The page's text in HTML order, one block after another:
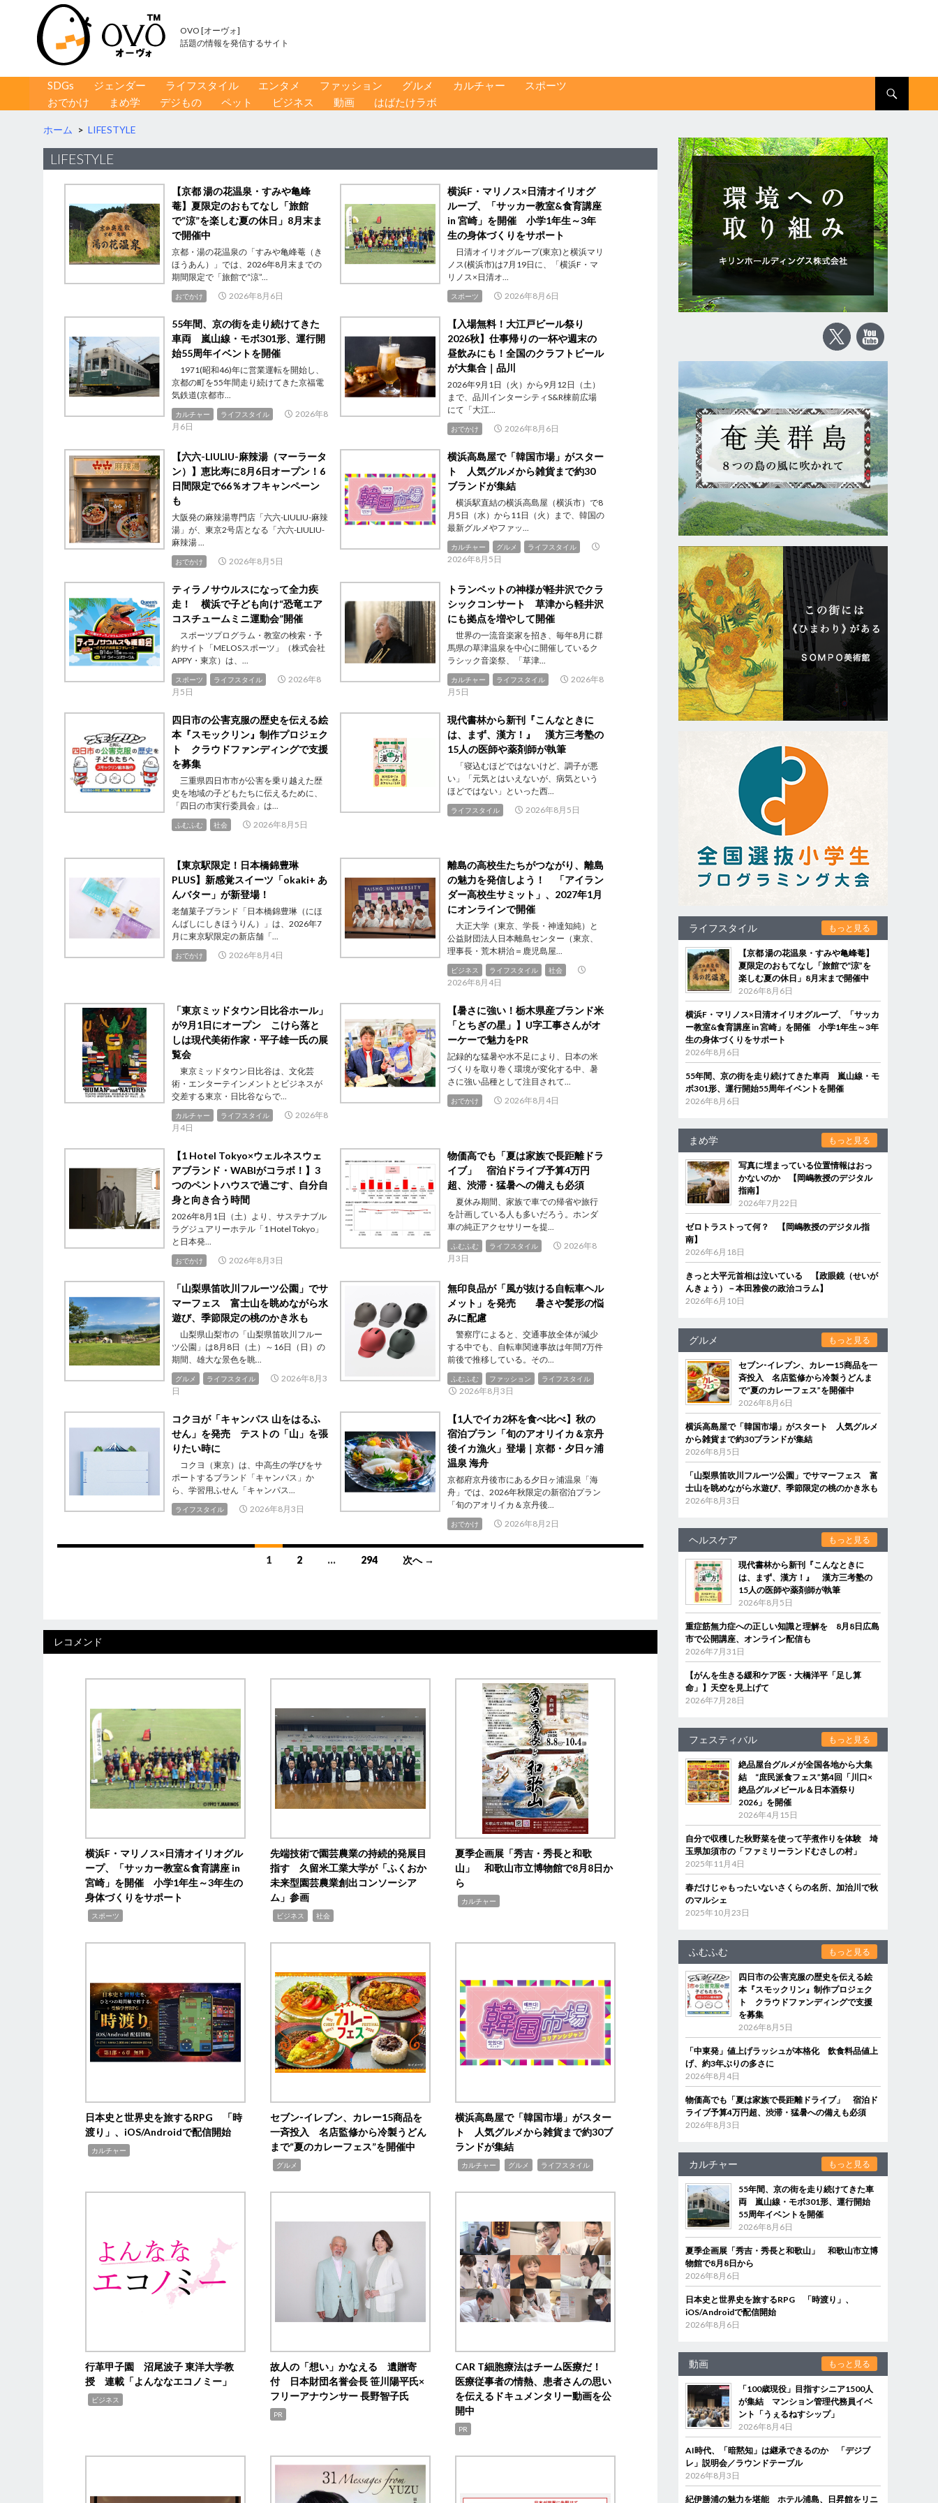
OVO [オーヴォ]
話題の情報を発信するサイト
コンテンツへ移動
SDGs ジェンダー ライフスタイル エンタメ ファッション グルメ カルチャー
スポーツ
おでかけ
まめ学 デジもの ペット ビジネス 動画 はばたけラボ
ホーム > LIFESTYLE
LIFESTYLE
【京都 湯の花温泉・すみや亀峰
菴】夏限定のおもてなし「旅館
で“涼”を楽しむ夏の休日」8月末ま
で開催中
京都・湯の花温泉の「すみや亀峰菴（き
ほうあん）」では、2026年8月末までの
期間限定で「旅館で“涼”...
おでかけ 2026年8月6日
横浜F・マリノス×日清オイリオグ
ループ、「サッカー教室&食育講座
in 宮崎」を開催 小学1年生～3年
生の身体づくりをサポート
日清オイリオグループ(東京)と横浜マリ
ノス(横浜市)は7月19日に、「横浜F・マ
リノス×日清オ...
スポーツ 2026年8月6日
55年間、京の街を走り続けてきた
車両 嵐山線・モボ301形、運行開
始55周年イベントを開催
1971(昭和46)年に営業運転を開始し、
京都の町を55年間走り続けてきた京福電
気鉄道(京都市...
カルチャー ライフスタイル
2026年8
月6日
【入場無料！大江戸ビール祭り
2026秋】仕事帰りの一杯や週末の
昼飲みにも！全国のクラフトビール
が大集合｜品川
2026年9月1日（火）から9月12日（土）
まで、品川インターシティS&R棟前広場
にて「大江...
おでかけ 2026年8月6日
【六六-LIULIU-麻辣湯（マーラータ
ン）】恵比寿に8月6日オープン！6
日間限定で66％オフキャンペーン
も
大阪発の麻辣湯専門店「六六-LIULIU-麻辣
湯」が、東京2号店となる「六六-LIULIU-
麻辣湯 ...
おでかけ 2026年8月5日
横浜高島屋で「韓国市場」がスター
ト 人気グルメから雑貨まで約30
ブランドが集結
横浜駅直結の横浜高島屋（横浜市）で8
月5日（水）から11日（火）まで、韓国の
最新グルメやファッ...
カルチャー グルメ ライフスタイル
2026年8月5日
ティラノサウルスになって全力疾
走！ 横浜で子ども向け“恐竜エア
コスチュームミニ運動会”開催
スポーツプログラム・教室の検索・予
約サイト「MELOSスポーツ」（株式会社
APPY・東京）は、...
スポーツ ライフスタイル
2026年8
月5日
トランペットの神様が軽井沢でクラ
シックコンサート 草津から軽井沢
にも拠点を増やして開催
世界の一流音楽家を招き、毎年8月に群
馬県の草津温泉を中心に開催しているク
ラシック音楽祭、「草津...
カルチャー ライフスタイル
2026年8
月5日
四日市の公害克服の歴史を伝える絵
本『スモックリン』制作プロジェク
ト クラウドファンディングで支援
を募集
三重県四日市市が公害を乗り越えた歴
史を地域の子どもたちに伝えるために、
「四日の市実行委員会」は...
ふむふむ 社会 2026年8月5日
現代書林から新刊『こんなときに
は、まず、漢方！』 漢方三考塾の
15人の医師や薬剤師が執筆
「寝込むほどではないけど、調子が悪
い」「元気とはいえないが、病気という
ほどではない」といった西...
ライフスタイル 2026年8月5日
【東京駅限定！日本橋錦豊琳
PLUS】新感覚スイーツ「okaki+ あ
んバター」が新登場！
老舗菓子ブランド「日本橋錦豊琳（にほ
んばしにしきほうりん）」は、2026年7
月に東京駅限定の新店舗「...
おでかけ 2026年8月4日
離島の高校生たちがつながり、離島
の魅力を発信しよう！ 「アイラン
ダー高校生サミット」、2027年1月
にオンラインで開催
大正大学（東京、学長・神達知純）と
公益財団法人日本離島センター（東京、
理事長・荒木耕治＝鹿児島屋...
ビジネス ライフスタイル 社会
2026年8月4日
「東京ミッドタウン日比谷ホール」
が9月1日にオープン こけら落と
しは現代美術作家・平子雄一氏の展
覧会
東京ミッドタウン日比谷は、文化芸
術・エンターテインメントとビジネスが
交差する東京・日比谷ならで...
カルチャー ライフスタイル
2026年8
月4日
【暑さに強い！栃木県産ブランド米
「とちぎの星」】U字工事さんがオ
ーケーで魅力をPR
記録的な猛暑や水不足により、日本の米
づくりを取り巻く環境が変化する中、暑
さに強い品種として注目されて...
おでかけ 2026年8月4日
【1 Hotel Tokyo×ウェルネスウェ
アブランド・WABIがコラボ！】3
つのペントハウスで過ごす、自分自
身と向き合う時間
2026年8月1日（土）より、サステナブル
ラグジュアリーホテル「1 Hotel Tokyo」
と日本発...
おでかけ 2026年8月3日
物価高でも「夏は家族で長距離ドラ
イブ」 宿泊ドライブ予算4万円
超、渋滞・猛暑への備えも必須
夏休み期間、家族で車での帰省や旅行
を計画している人も多いだろう。ホンダ
車の純正アクセサリーを提...
ふむふむ ライフスタイル
2026年8
月3日
「山梨県笛吹川フルーツ公園」でサ
マーフェス 富士山を眺めながら水
遊び、季節限定の桃のかき氷も
山梨県山梨市の「山梨県笛吹川フルー
ツ公園」は8月8日（土）～16日（日）の
期間、雄大な景色を眺...
グルメ ライフスタイル
2026年8月3
日
無印良品が「風が抜ける自転車ヘル
メット」を発売 暑さや髪形の悩
みに配慮
警察庁によると、交通事故全体が減少
する中でも、自転車関連事故は年間7万件
前後で推移している。その...
ふむふむ ファッション ライフスタイル
2026年8月3日
コクヨが「キャンパス 山をはるふ
せん」を発売 テストの「山」を張
りたい時に
コクヨ（東京）は、中高生の学びをサ
ポートするブランド「キャンパス」か
ら、学習用ふせん「キャンパス...
ライフスタイル 2026年8月3日
【1人でイカ2杯を食べ比べ】秋の
宿泊プラン「旬のアオリイカ＆京丹
後イカ漁火」登場｜京都・夕日ヶ浦
温泉 海舟
京都府京丹後市にある夕日ヶ浦温泉「海
舟」では、2026年秋限定の新宿泊プラン
「旬のアオリイカ＆京丹後...
おでかけ 2026年8月2日
ビ
ゲ
1 2 … 294 次へ →
レコメンド
横浜F・マリノス×日清オイリオグル
ープ、「サッカー教室&食育講座 in
宮崎」を開催 小学1年生～3年生の
身体づくりをサポート
スポーツ
先端技術で園芸農業の持続的発展目
指す 久留米工業大学が「ふくおか
未来型園芸農業創出コンソーシア
ム」参画
ビジネス 社会
夏季企画展「秀吉・秀長と和歌
山」 和歌山市立博物館で8月8日か
ら
カルチャー
日本史と世界史を旅するRPG 「時
渡り」、iOS/Androidで配信開始
カルチャー
セブン‐イレブン、カレー15商品を
一斉投入 名店監修から冷製うどん
まで“夏のカレーフェス”を開催中
グルメ
横浜高島屋で「韓国市場」がスター
ト 人気グルメから雑貨まで約30ブ
ランドが集結
カルチャー グルメ ライフスタイル
行革甲子園 沼尾波子 東洋大学教
授 連載「よんななエコノミー」
ビジネス
故人の「想い」かなえる 遺贈寄
付 日本財団名誉会長 笹川陽平氏×
フリーアナウンサー 長野智子氏
PR
CAR T細胞療法はチーム医療だ！
医療従事者の情熱、患者さんの思い
を伝えるドキュメンタリー動画を公
開中
PR
ライフスタイル もっと見る
【京都 湯の花温泉・すみや亀峰菴】
夏限定のおもてなし「旅館で“涼”を
楽しむ夏の休日」8月末まで開催中
2026年8月6日
横浜F・マリノス×日清オイリオグループ、「サッカ
ー教室&食育講座 in 宮崎」を開催 小学1年生～3年
生の身体づくりをサポート
2026年8月6日
55年間、京の街を走り続けてきた車両 嵐山線・モ
ボ301形、運行開始55周年イベントを開催
2026年8月6日
まめ学 もっと見る
写真に埋まっている位置情報はおっ
かないのか 【岡嶋教授のデジタル
指南】
2026年7月22日
ゼロトラストって何？ 【岡嶋教授のデジタル指
南】
2026年6月18日
きっと大平元首相は泣いている 【政眼鏡（せいが
んきょう）－本田雅俊の政治コラム】
2026年6月10日
グルメ もっと見る
セブン‐イレブン、カレー15商品を一
斉投入 名店監修から冷製うどんま
で“夏のカレーフェス”を開催中
2026年8月6日
横浜高島屋で「韓国市場」がスタート 人気グルメ
から雑貨まで約30ブランドが集結
2026年8月5日
「山梨県笛吹川フルーツ公園」でサマーフェス 富
士山を眺めながら水遊び、季節限定の桃のかき氷も
2026年8月3日
ヘルスケア もっと見る
現代書林から新刊『こんなときに
は、まず、漢方！』 漢方三考塾の
15人の医師や薬剤師が執筆
2026年8月5日
重症筋無力症への正しい知識と理解を 8月8日広島
市で公開講座、オンライン配信も
2026年7月31日
【がんを生きる緩和ケア医・大橋洋平「足し算
命」】天空を見上げて
2026年7月28日
フェスティバル もっと見る
絶品屋台グルメが全国各地から大集
結 “庶民派食フェス”第4回「川口×
絶品グルメビール＆日本酒祭り
2026」を開催
2026年4月15日
自分で収穫した秋野菜を使って芋煮作りを体験 埼
玉県加須市の「ファミリーランドむさしの村」
2025年11月4日
春だけじゃもったいないさくらの名所、加治川で秋
のマルシェ
2025年10月23日
ふむふむ もっと見る
四日市の公害克服の歴史を伝える絵
本『スモックリン』制作プロジェク
ト クラウドファンディングで支援
を募集
2026年8月5日
「中東発」値上げラッシュが本格化 飲食料品値上
げ、約3年ぶりの多さに
2026年8月4日
物価高でも「夏は家族で長距離ドライブ」 宿泊ド
ライブ予算4万円超、渋滞・猛暑への備えも必須
2026年8月3日
カルチャー もっと見る
55年間、京の街を走り続けてきた車
両 嵐山線・モボ301形、運行開始
55周年イベントを開催
2026年8月6日
夏季企画展「秀吉・秀長と和歌山」 和歌山市立博
物館で8月8日から
2026年8月6日
日本史と世界史を旅するRPG 「時渡り」、
iOS/Androidで配信開始
2026年8月6日
動画 もっと見る
「100歳現役」目指すシニア1500人
が集結 マンション管理代務員イベ
ント「うぇるねすシップ」
2026年8月4日
AI時代、「暗黙知」は継承できるのか 「デジブ
レ」説明会／ラウンドテーブル
2026年8月3日
紀伊勝浦の魅力を堪能 ホテル浦島、日昇館をリニ